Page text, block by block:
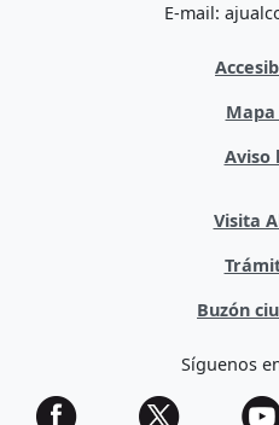
E-mail:
Aviso
Visita
Buzón
Síguenos